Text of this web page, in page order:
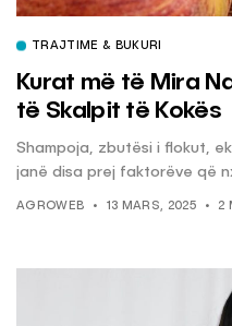
TRAJTIME & BUKURI
Kurat më të Mira
të Skalpit të Kokës
Shampoja, zbutësi i flokut,
janë disa prej faktorëve që
AGROWEB 13 MARS, 2025 2